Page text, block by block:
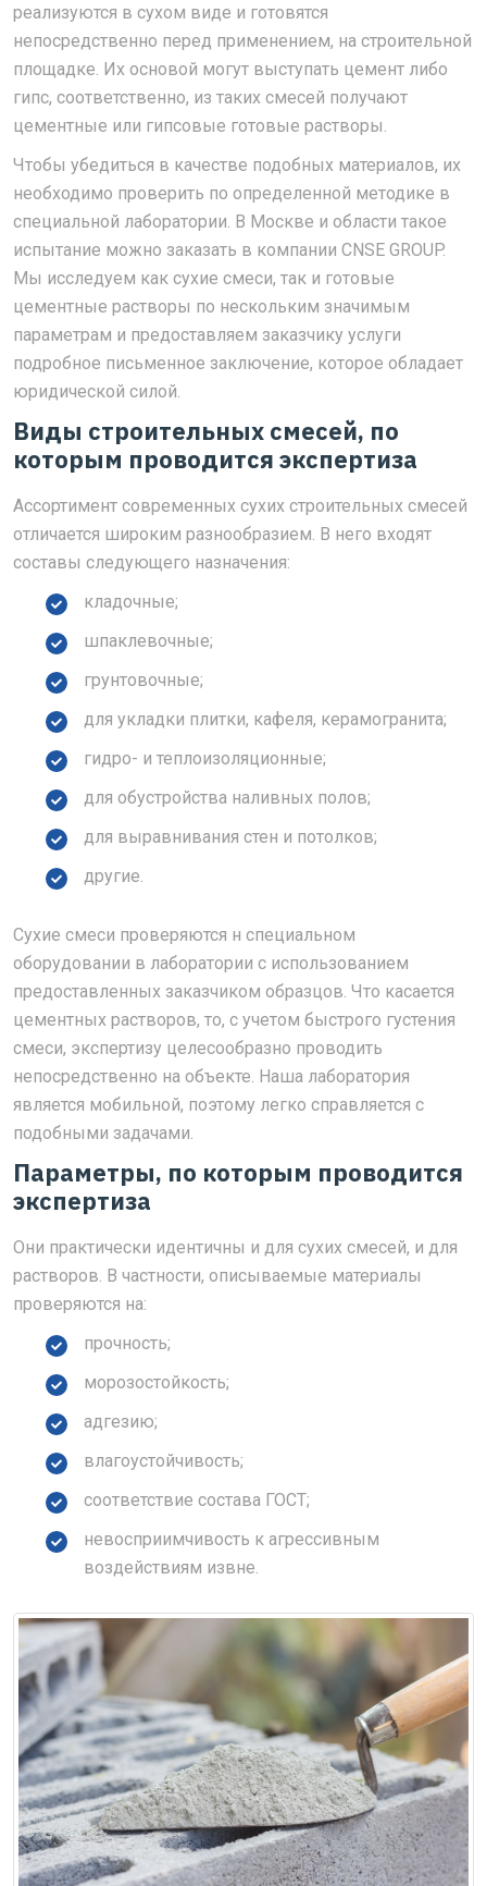
реализуются в сухом виде и готовятся
непосредственно перед применением, на строительной
площадке. Их основой могут выступать цемент либо
гипс, соответственно, из таких смесей получают
цементные или гипсовые готовые растворы.
Чтобы убедиться в качестве подобных материалов, их
необходимо проверить по определенной методике в
специальной лаборатории. В Москве и области такое
испытание можно заказать в компании CNSE GROUP.
Мы исследуем как сухие смеси, так и готовые
цементные растворы по нескольким значимым
параметрам и предоставляем заказчику услуги
подробное письменное заключение, которое обладает
юридической силой.
Виды строительных смесей, по
которым проводится экспертиза
Ассортимент современных сухих строительных смесей
отличается широким разнообразием. В него входят
составы следующего назначения:
кладочные;
шпаклевочные;
грунтовочные;
для укладки плитки, кафеля, керамогранита;
гидро- и теплоизоляционные;
для обустройства наливных полов;
для выравнивания стен и потолков;
другие.
Сухие смеси проверяются н специальном
оборудовании в лаборатории с использованием
предоставленных заказчиком образцов. Что касается
цементных растворов, то, с учетом быстрого густения
смеси, экспертизу целесообразно проводить
непосредственно на объекте. Наша лаборатория
является мобильной, поэтому легко справляется с
подобными задачами.
Параметры, по которым проводится
экспертиза
Они практически идентичны и для сухих смесей, и для
растворов. В частности, описываемые материалы
проверяются на:
прочность;
морозостойкость;
адгезию;
влагоустойчивость;
соответствие состава ГОСТ;
невосприимчивость к агрессивным
воздействиям извне.